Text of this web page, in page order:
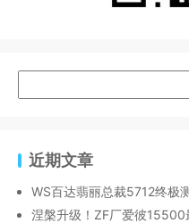
近期文章
WS百达翡丽总裁5712终极
涅槃升级！ZF厂爱彼